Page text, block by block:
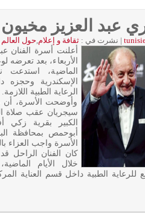
العزيز مخيون عن 80
| نشرت في :ثقافة و إعلام,حول العالم
أعلنت أسرة الفنان
الأربعاء، بعد تعرضه
الماضية،
الإسكندرية وحجزه
الرعاية الطبية اللازمة.
وأوضحت الأسرة، أن
سيجريان عقب صلاة
الكبير بقرية زكي
أبوحمص بمحافظة
الأسرة واجب العزاء
كان الفنان الراحل
خلال الأيام
الطبية داخل قسم العناية